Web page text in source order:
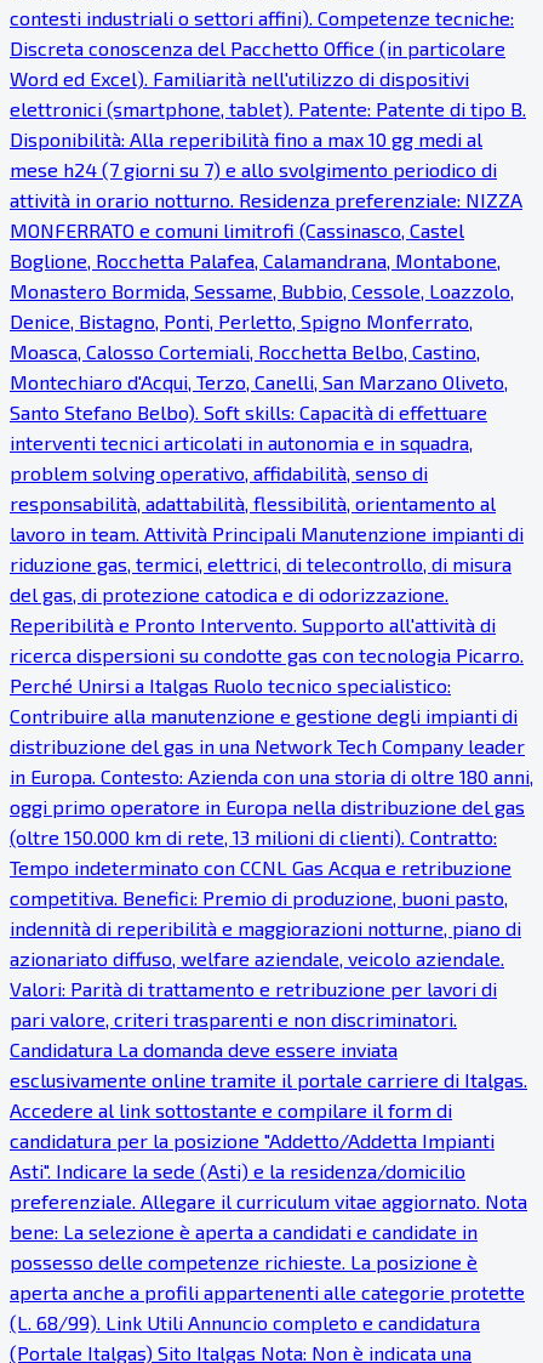
contesti industriali o settori affini). Competenze tecniche:
Discreta conoscenza del Pacchetto Office (in particolare
Word ed Excel). Familiarità nell'utilizzo di dispositivi
elettronici (smartphone, tablet). Patente: Patente di tipo B.
Disponibilità: Alla reperibilità fino a max 10 gg medi al
mese h24 (7 giorni su 7) e allo svolgimento periodico di
attività in orario notturno. Residenza preferenziale: NIZZA
MONFERRATO e comuni limitrofi (Cassinasco, Castel
Boglione, Rocchetta Palafea, Calamandrana, Montabone,
Monastero Bormida, Sessame, Bubbio, Cessole, Loazzolo,
Denice, Bistagno, Ponti, Perletto, Spigno Monferrato,
Moasca, Calosso Cortemiali, Rocchetta Belbo, Castino,
Montechiaro d'Acqui, Terzo, Canelli, San Marzano Oliveto,
Santo Stefano Belbo). Soft skills: Capacità di effettuare
interventi tecnici articolati in autonomia e in squadra,
problem solving operativo, affidabilità, senso di
responsabilità, adattabilità, flessibilità, orientamento al
lavoro in team. Attività Principali Manutenzione impianti di
riduzione gas, termici, elettrici, di telecontrollo, di misura
del gas, di protezione catodica e di odorizzazione.
Reperibilità e Pronto Intervento. Supporto all'attività di
ricerca dispersioni su condotte gas con tecnologia Picarro.
Perché Unirsi a Italgas Ruolo tecnico specialistico:
Contribuire alla manutenzione e gestione degli impianti di
distribuzione del gas in una Network Tech Company leader
in Europa. Contesto: Azienda con una storia di oltre 180 anni,
oggi primo operatore in Europa nella distribuzione del gas
(oltre 150.000 km di rete, 13 milioni di clienti). Contratto:
Tempo indeterminato con CCNL Gas Acqua e retribuzione
competitiva. Benefici: Premio di produzione, buoni pasto,
indennità di reperibilità e maggiorazioni notturne, piano di
azionariato diffuso, welfare aziendale, veicolo aziendale.
Valori: Parità di trattamento e retribuzione per lavori di
pari valore, criteri trasparenti e non discriminatori.
Candidatura La domanda deve essere inviata
esclusivamente online tramite il portale carriere di Italgas.
Accedere al link sottostante e compilare il form di
candidatura per la posizione "Addetto/Addetta Impianti
Asti". Indicare la sede (Asti) e la residenza/domicilio
preferenziale. Allegare il curriculum vitae aggiornato. Nota
bene: La selezione è aperta a candidati e candidate in
possesso delle competenze richieste. La posizione è
aperta anche a profili appartenenti alle categorie protette
(L. 68/99). Link Utili Annuncio completo e candidatura
(Portale Italgas) Sito Italgas Nota: Non è indicata una